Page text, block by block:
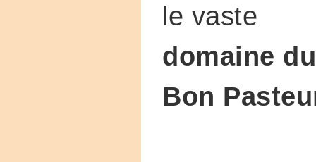
le vaste
domaine du
Bon